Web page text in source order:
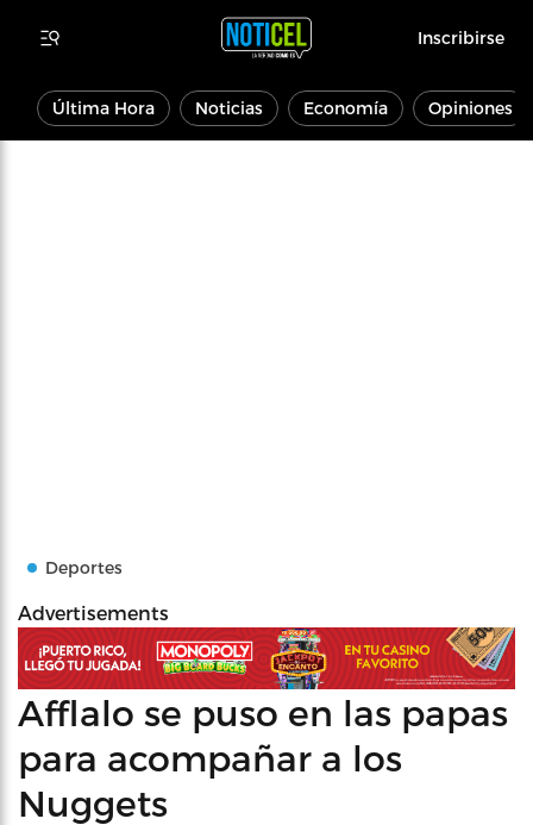
Inscribirse
Última Hora Noticias Economía Opiniones
Deportes
Advertisements
Afflalo se puso en las papas
para acompañar a los
Nuggets